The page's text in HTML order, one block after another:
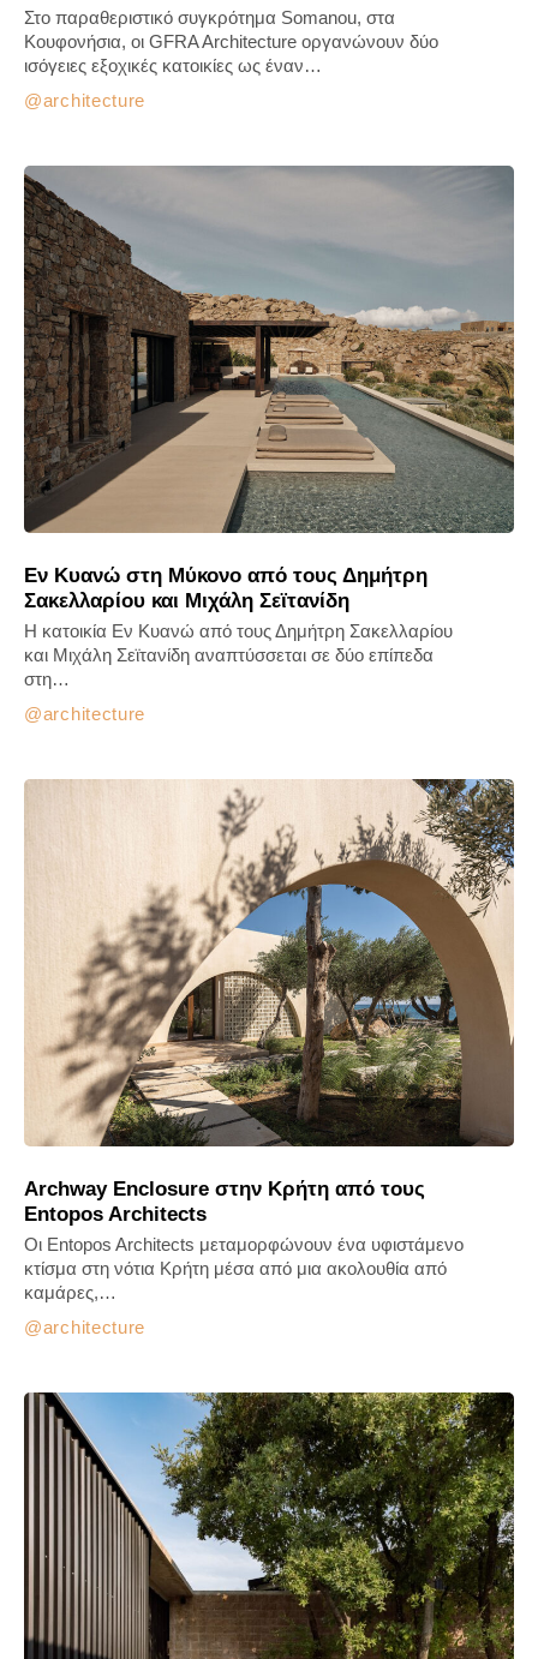
architecture
Στο παραθεριστικό συγκρότημα Somanou, στα
Κουφονήσια, οι GFRA Architecture οργανώνουν δύο
ισόγειες εξοχικές κατοικίες ως έναν…
Εν Κυανώ στη Μύκονο από τους Δημήτρη
Σακελλαρίου και Μιχάλη Σεϊτανίδη
architecture
Η κατοικία Εν Κυανώ από τους Δημήτρη Σακελλαρίου
και Μιχάλη Σεϊτανίδη αναπτύσσεται σε δύο επίπεδα
στη…
Archway Enclosure στην Κρήτη από τους
Entopos Architects
architecture
Οι Entopos Architects μεταμορφώνουν ένα υφιστάμενο
κτίσμα στη νότια Κρήτη μέσα από μια ακολουθία από
καμάρες,…